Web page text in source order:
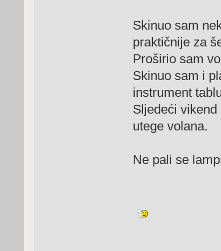
Skinuo sam
praktičnije za
Proširio sam
Skinuo sam i
instrument
Sljedeći
utege volana.
Ne pali se